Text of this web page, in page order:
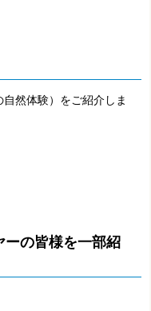
然体験）をご紹介しま
の皆様を一部紹